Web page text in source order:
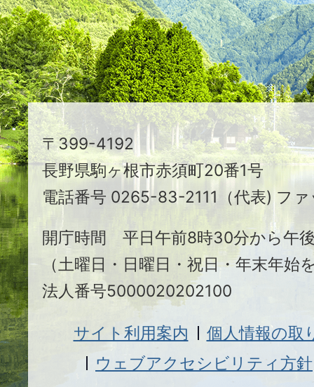
え
る
ま
ち
駒
ヶ
根
市
〒399-4192
長野県駒ヶ根市赤須町20番1号
電話番号 0265-83-2111（代表) フ
開庁時間 平日午前8時30分から午
（土曜日・日曜日・祝日・年末年始
法人番号5000020202100
サイト利用案内
個人情報の取
ウェブアクセシビリティ方針